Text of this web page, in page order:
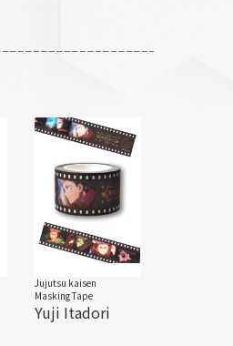
Jujutsu kaisen
Masking Tape
Yuji Itadori